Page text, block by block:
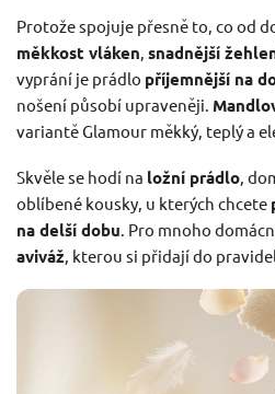
Protože spojuje přesně to, co od
měkkost vláken, snadnější
vyprání je prádlo příjemnější na
nošení působí upraveněji.
variantě Glamour měkký, teplý a
Skvěle se hodí na ložní prádlo,
oblíbené kousky, u kterých chcete
na delší dobu. Pro mnoho
aviváž, kterou si přidají do